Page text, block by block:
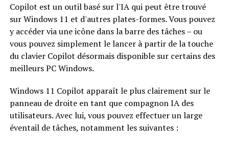
Copilot est un outil basé sur l'IA qui peut être trouvé
sur Windows 11 et d'autres plates-formes. Vous pouvez
y accéder via une icône dans la barre des tâches – ou
vous pouvez simplement le lancer à partir de la touche
du clavier Copilot désormais disponible sur certains des
meilleurs PC Windows.
Windows 11 Copilot apparaît le plus clairement sur le
panneau de droite en tant que compagnon IA des
utilisateurs. Avec lui, vous pouvez effectuer un large
éventail de tâches, notamment les suivantes :